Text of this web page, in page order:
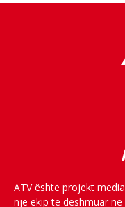
ATV është projekt
një ekip të dëshmuar